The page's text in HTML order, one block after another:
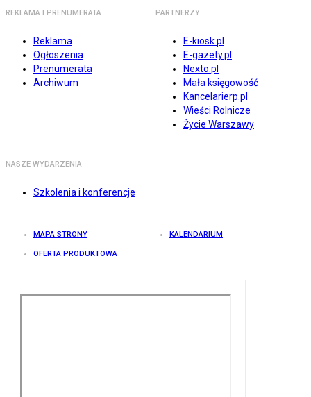
REKLAMA I PRENUMERATA
Reklama
Ogłoszenia
Prenumerata
Archiwum
PARTNERZY
E-kiosk.pl
E-gazety.pl
Nexto.pl
Mała księgowość
Kancelarierp.pl
Wieści Rolnicze
Życie Warszawy
NASZE WYDARZENIA
Szkolenia i konferencje
MAPA STRONY KALENDARIUM
OFERTA PRODUKTOWA